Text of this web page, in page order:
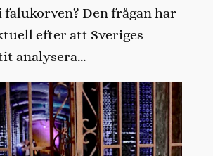
falukorven? Den frågan har
efter att Sveriges
analysera…